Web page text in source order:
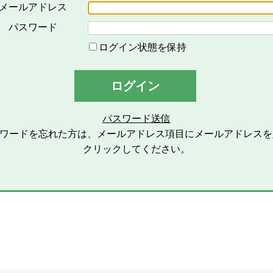
対するメールの配信その他のサービスを意味し、その具体的
「会員」とは、本サービスの利用希望者で、本規約に同意の
い、会員登録を完了した方を意味します。
「登録情報」とは、本サービスの利用のために会員が当社グ
「個人情報」とは、個人情報保護の保護に関する法律第２条
本規約は、本サービスの利用に関する一切の事項に適用され
ールアドレス
パスワード
ログイン状態を保持
ログイン
パスワード送信
ードを忘れた方は、メールアドレス項目にメールアドレス
クリックしてください。